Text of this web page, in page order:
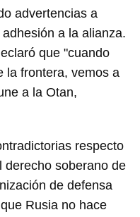
advertencias a
a la alianza.
que "cuando
la frontera, vemos a
a la Otan,
respecto
derecho soberano de
de defensa
Rusia no hace